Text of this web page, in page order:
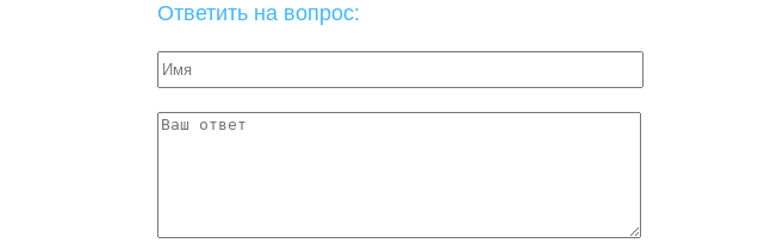
Ответить на вопрос: